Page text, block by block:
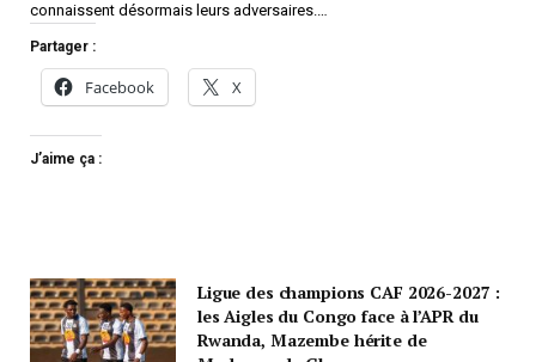
connaissent désormais leurs adversaires.…
Partager :
Facebook X
J’aime ça :
Ligue des champions CAF 2026-2027 :
les Aigles du Congo face à l’APR du
Rwanda, Mazembe hérite de